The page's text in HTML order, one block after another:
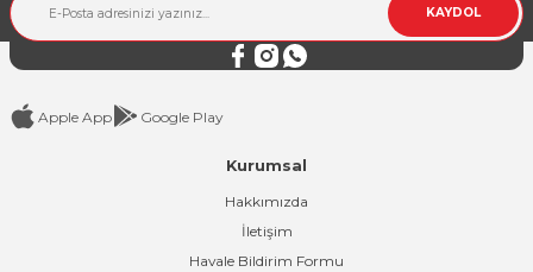
KAYDOL
Apple App Google Play
Kurumsal
Hakkımızda
İletişim
Havale Bildirim Formu